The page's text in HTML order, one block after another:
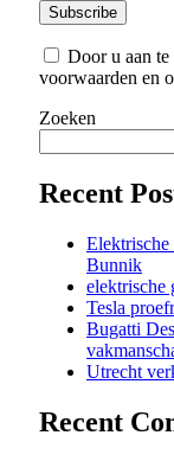
Door u aan
voorwaarden en
Zoeken
Recent
Bunnik
elektrische
Tesla
Bugatti
Utrecht
Recent